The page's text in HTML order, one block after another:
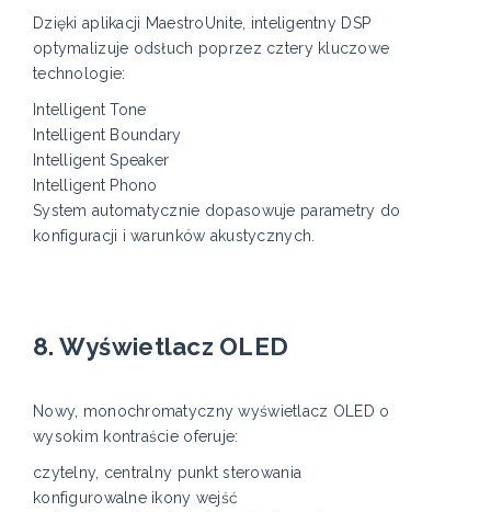
Dzięki aplikacji MaestroUnite, inteligentny DSP
optymalizuje odsłuch poprzez cztery kluczowe
technologie:
Intelligent Tone
Intelligent Boundary
Intelligent Speaker
Intelligent Phono
System automatycznie dopasowuje parametry do
konfiguracji i warunków akustycznych.
8. Wyświetlacz OLED
Nowy, monochromatyczny wyświetlacz OLED o
wysokim kontraście oferuje:
czytelny, centralny punkt sterowania
konfigurowalne ikony wejść